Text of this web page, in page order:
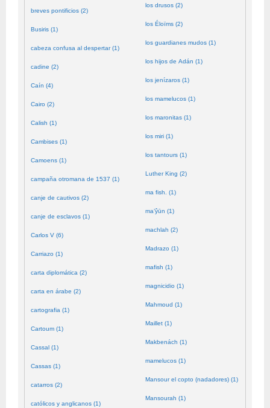
breves pontificios (2)
Busiris (1)
cabeza confusa al despertar (1)
cadine (2)
Caín (4)
Cairo (2)
Calish (1)
Cambises (1)
Camoens (1)
campaña otromana de 1537 (1)
canje de cautivos (2)
canje de esclavos (1)
Carlos V (6)
Carriazo (1)
carta diplomática (2)
carta en árabe (2)
cartografia (1)
Cartoum (1)
Cassal (1)
Cassas (1)
catarros (2)
católicos y anglicanos (1)
los drusos (2)
los Éloïms (2)
los guardianes mudos (1)
los hijos de Adán (1)
los jenízaros (1)
los mamelucos (1)
los maronitas (1)
los miri (1)
los tantours (1)
Luther King (2)
ma fish. (1)
ma’ŷūn (1)
machlah (2)
Madrazo (1)
mafish (1)
magnicidio (1)
Mahmoud (1)
Maillet (1)
Makbenách (1)
mamelucos (1)
Mansour el copto (nadadores) (1)
Mansourah (1)